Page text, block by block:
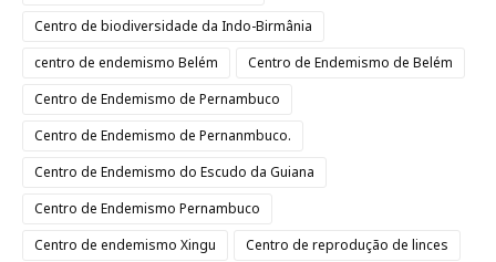
Centro de biodiversidade da Indo-Birmânia
centro de endemismo Belém
Centro de Endemismo de Belém
Centro de Endemismo de Pernambuco
Centro de Endemismo de Pernanmbuco.
Centro de Endemismo do Escudo da Guiana
Centro de Endemismo Pernambuco
Centro de endemismo Xingu
Centro de reprodução de linces